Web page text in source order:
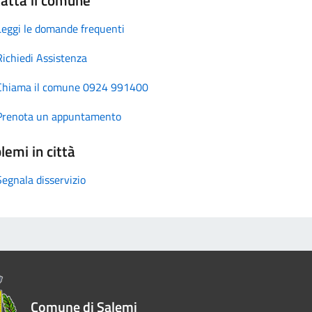
le domande frequenti
Assistenza
il comune 0924 991400
un appuntamento
in città
disservizio
Comune di Salemi